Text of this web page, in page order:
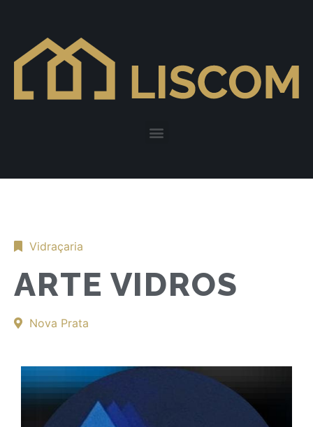
Vidraçaria
ARTE VIDROS
Nova Prata